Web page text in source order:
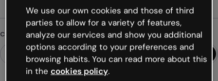
Cerchi qualcosa di diverso?
We use our own cookies and those of third
parties to allow for a variety of features,
analyze our services and show you additional
options according to your preferences and
browsing habits. You can read more about this
in the cookies policy.